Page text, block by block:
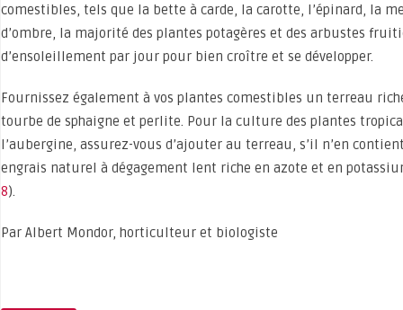
comestibles, tels que la bette à carde, la carotte, l’épinard, la
d’ombre, la majorité des plantes potagères et des arbustes
d’ensoleillement par jour pour bien croître et se développer.
Fournissez également à vos plantes comestibles un terreau
tourbe de sphaigne et perlite. Pour la culture des plantes
l’aubergine, assurez-vous d’ajouter au terreau, s’il n’en
engrais naturel à dégagement lent riche en azote et en
8).
Par Albert Mondor, horticulteur et biologiste